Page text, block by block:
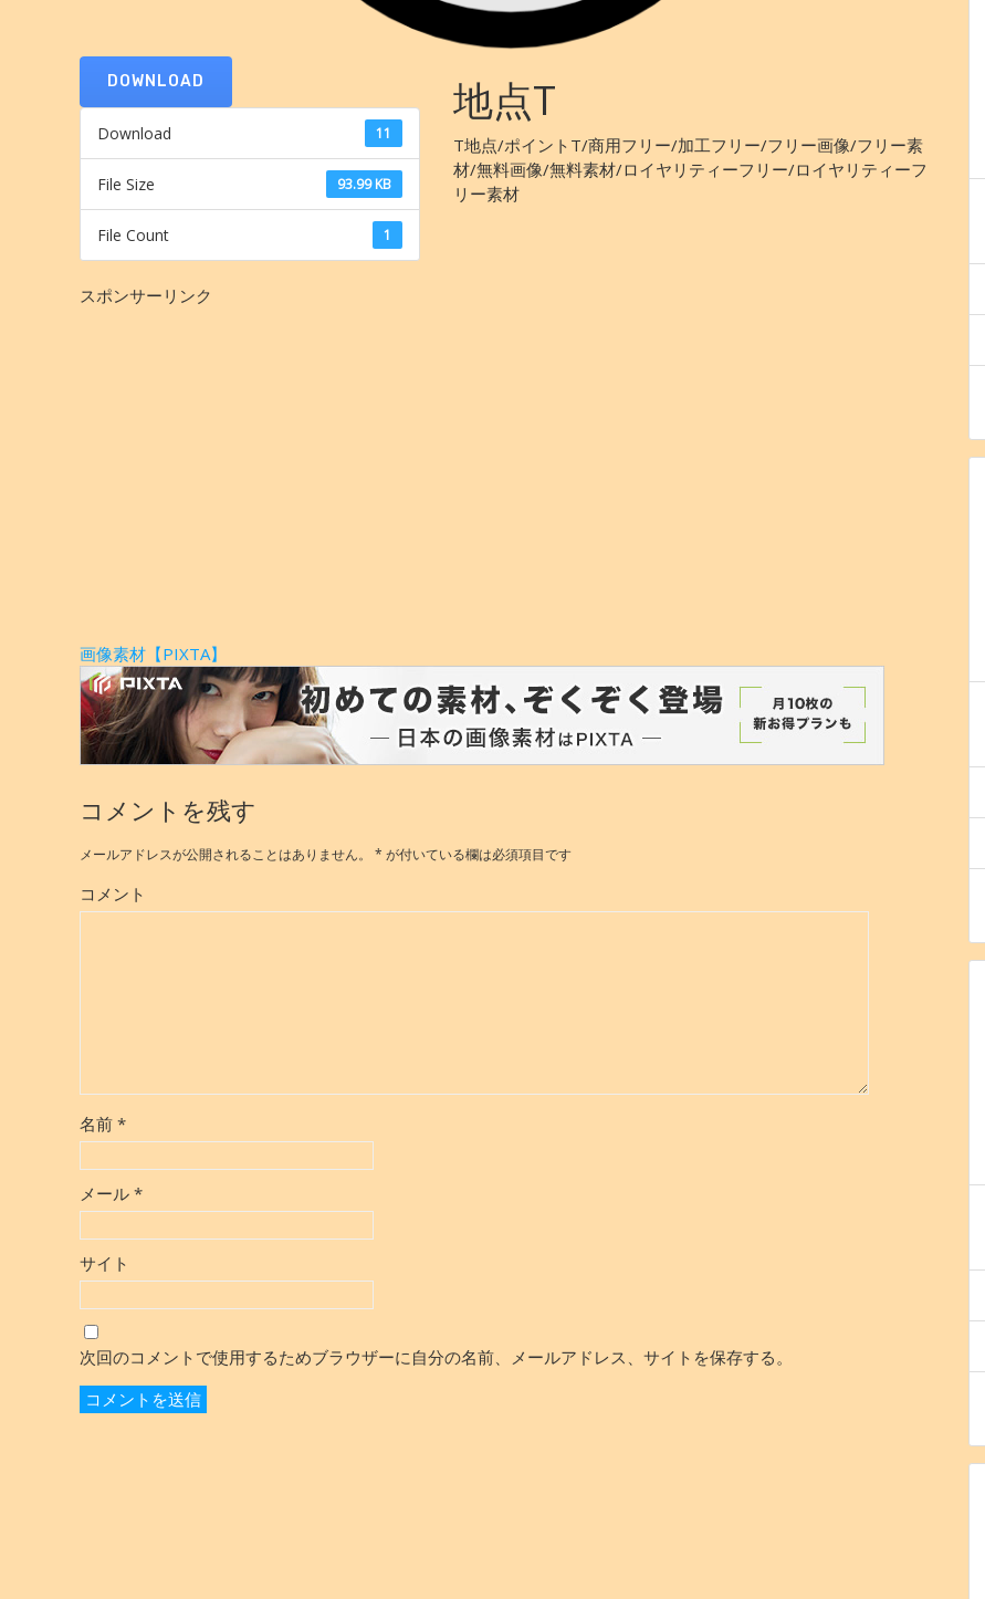
DOWNLOAD
Download 11
File Size 93.99 KB
File Count 1
地点T
T地点/ポイントT/商用フリー/加工フリー/フリー画像/フリー素
材/無料画像/無料素材/ロイヤリティーフリー/ロイヤリティーフ
リー素材
スポンサーリンク
画像素材【PIXTA】
コメントを残す
メールアドレスが公開されることはありません。 * が付いている欄は必須項目です
コメント
名前 *
メール *
サイト
次回のコメントで使用するためブラウザーに自分の名前、メールアドレス、サイトを保存する。